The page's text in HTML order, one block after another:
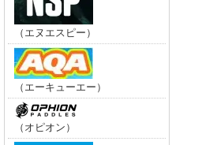
（エヌエスピー）
（エーキューエー）
（オピオン）